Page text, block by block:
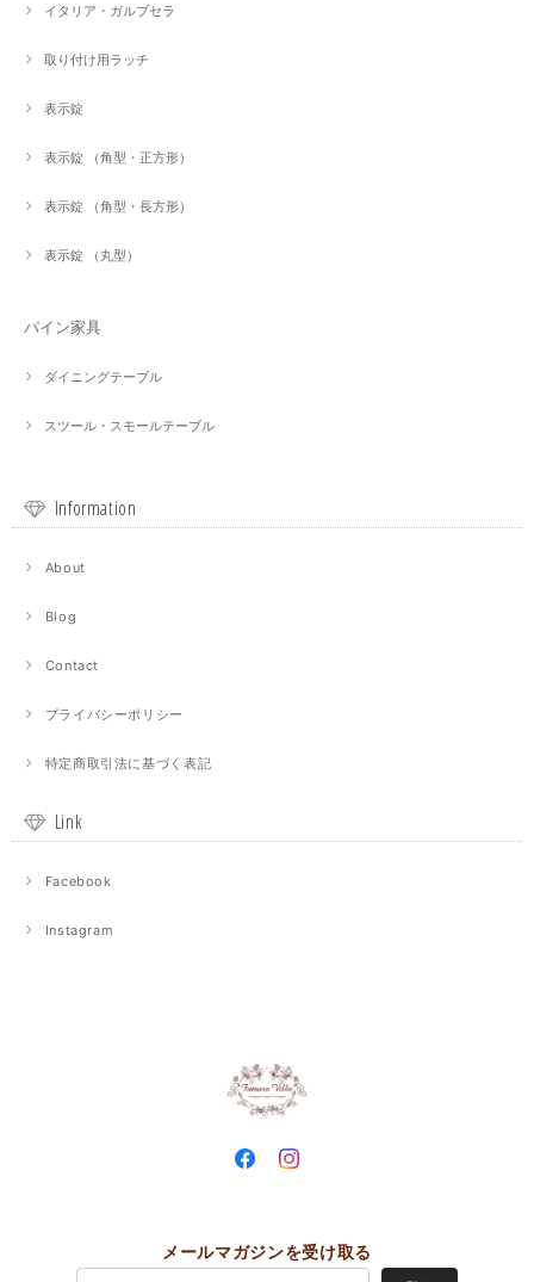
イタリア・ガルブセラ
取り付け用ラッチ
表示錠
表示錠 （角型・正方形）
表示錠 （角型・長方形）
表示錠 （丸型）
パイン家具
ダイニングテーブル
スツール・スモールテーブル
Information
About
Blog
Contact
プライバシーポリシー
特定商取引法に基づく表記
Link
Facebook
Instagram
メールマガジンを受け取る